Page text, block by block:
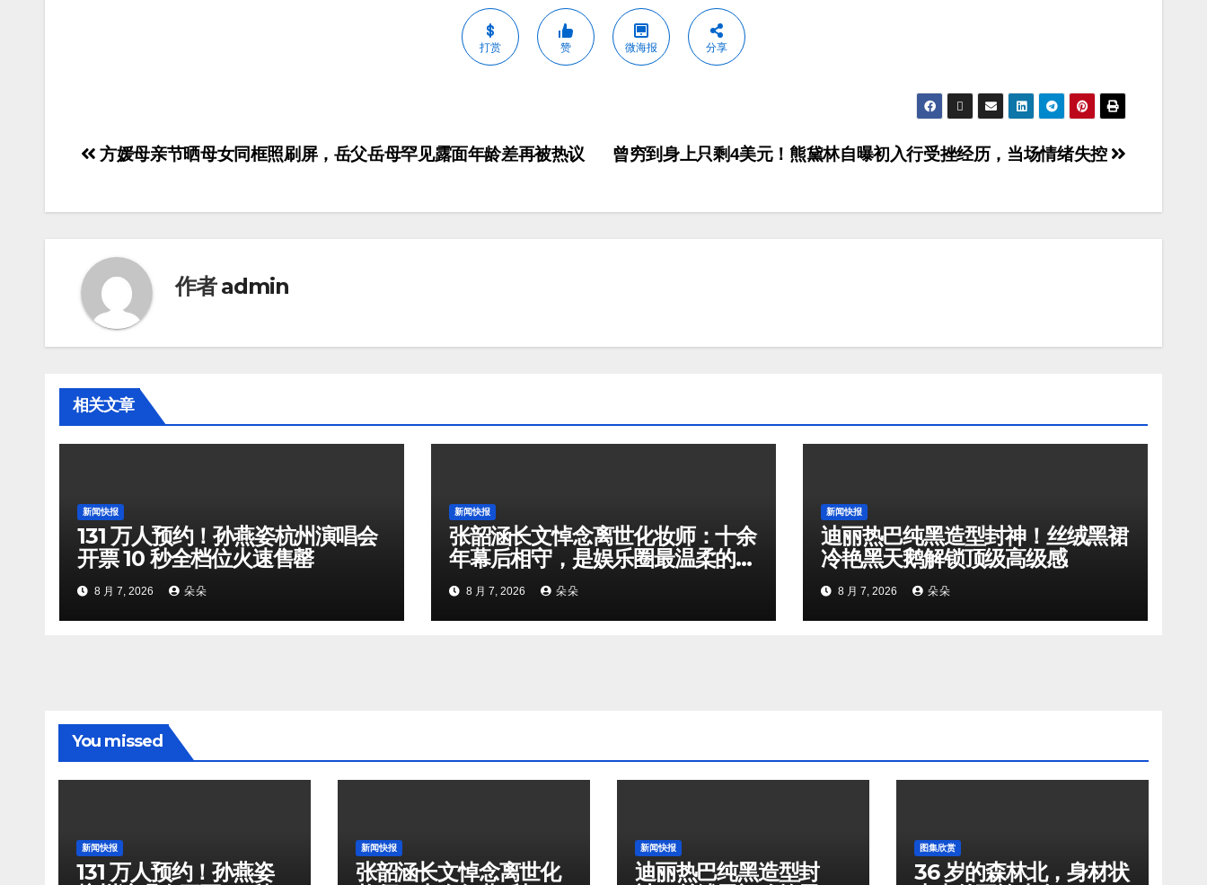
打赏 赞 微海报 分享
曾穷到身上只剩4美元！熊黛林自曝初入行受挫经历，当场情绪失控
方媛母亲节晒母女同框照刷屏，岳父岳母罕见露面年龄差再被热议
作者admin
相关文章
新闻快报
131 万人预约！孙燕姿杭州演唱会
开票 10 秒全档位火速售罄
8 月 7, 2026 朵朵
新闻快报
张韶涵长文悼念离世化妆师：十余
年幕后相守，是娱乐圈最温柔的双
向奔赴
8 月 7, 2026 朵朵
新闻快报
迪丽热巴纯黑造型封神！丝绒黑裙
冷艳黑天鹅解锁顶级高级感
8 月 7, 2026 朵朵
You missed
新闻快报
131 万人预约！孙燕姿
新闻快报
张韶涵长文悼念离世化
新闻快报
迪丽热巴纯黑造型封
图集欣赏
36 岁的森林北，身材状